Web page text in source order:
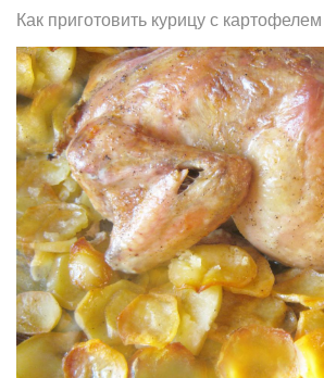
Как приготовить курицу с